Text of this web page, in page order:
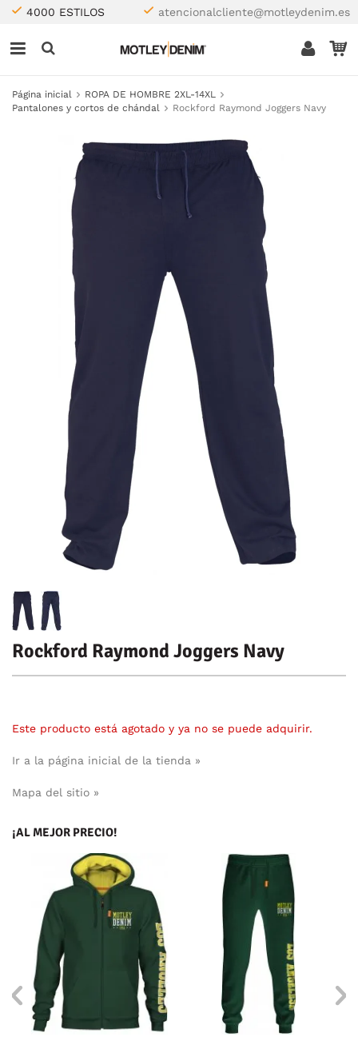
4000 ESTILOS atencionalcliente@motleydenim.es
Página inicial
ROPA DE HOMBRE 2XL-14XL
Pantalones y cortos de chándal
Rockford Raymond Joggers Navy
Rockford Raymond Joggers Navy
Este producto está agotado y ya no se puede adquirir.
Ir a la página inicial de la tienda »
Mapa del sitio »
¡AL MEJOR PRECIO!